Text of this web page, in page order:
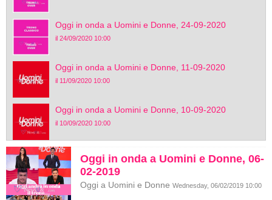
Oggi in onda a Uomini e Donne, 24-09-2020
il 24/09/2020 10:00
Oggi in onda a Uomini e Donne, 11-09-2020
il 11/09/2020 10:00
Oggi in onda a Uomini e Donne, 10-09-2020
il 10/09/2020 10:00
Oggi in onda a Uomini e Donne, 06-
02-2019
Oggi a Uomini e Donne Wednesday, 06/02/2019 10:00